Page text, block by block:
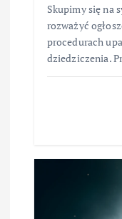
Skupimy się na
rozważyć
procedurach
dziedziczenia.